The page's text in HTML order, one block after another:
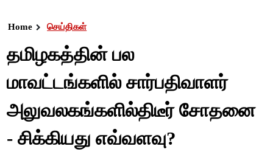
Home செய்திகள்
தமிழகத்தின் பல
மாவட்டங்களில் சார்பதிவாளர்
அலுவலகங்களில்திடீர் சோதனை
- சிக்கியது எவ்வளவு?